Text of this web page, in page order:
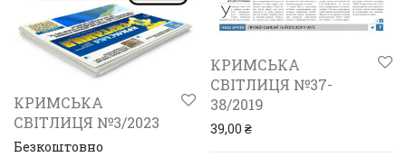
КРИМСЬКА
СВІТЛИЦЯ №3/2023
Безкоштовно
КРИМСЬКА
СВІТЛИЦЯ №37-
38/2019
39,00 ₴